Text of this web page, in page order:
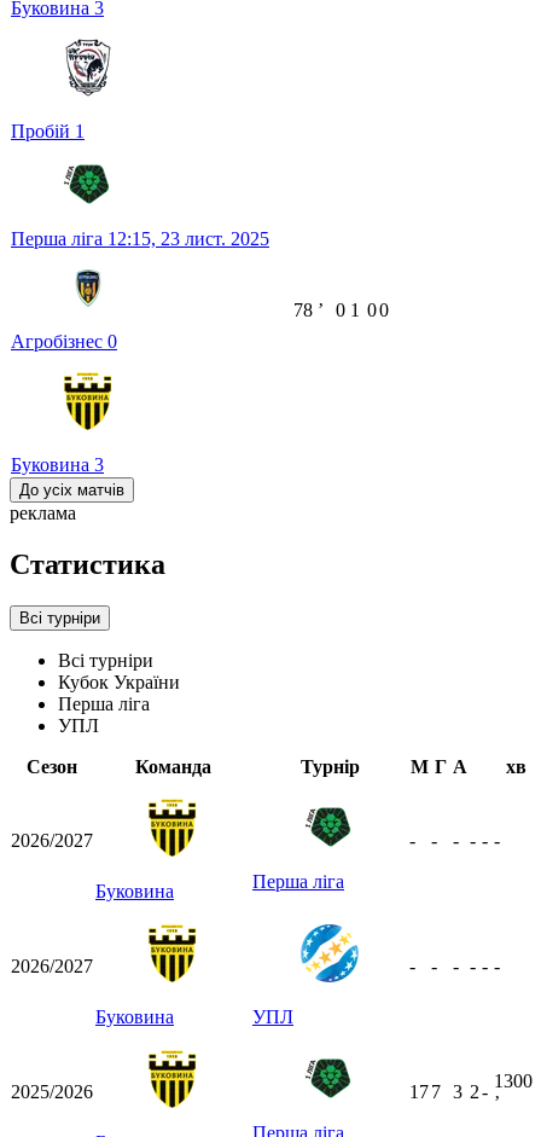
Буковина 3
Пробій 1
Перша ліга 12:15, 23 лист. 2025
Агробізнес 0
Буковина 3
78 ʼ 0 1 00
До усіх матчів
реклама
Статистика
Всі турніри
Всі турніри
Кубок України
Перша ліга
УПЛ
Сезон
Команда Турнір М Г А хв
2026/2027
Буковина Перша ліга
- - - - - -
2026/2027
Буковина УПЛ
- - - - - -
2025/2026
Перша ліга
177 3 2-
1300
ʼ